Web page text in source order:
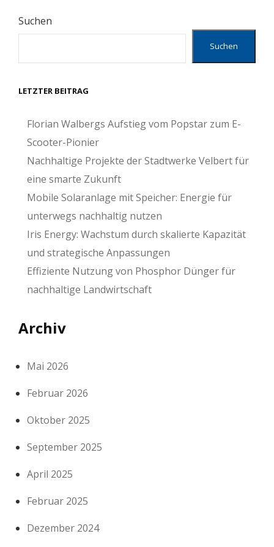
Suchen
Suchen
LETZTER BEITRAG
Florian Walbergs Aufstieg vom Popstar zum E-
Scooter-Pionier
Nachhaltige Projekte der Stadtwerke Velbert für
eine smarte Zukunft
Mobile Solaranlage mit Speicher: Energie für
unterwegs nachhaltig nutzen
Iris Energy: Wachstum durch skalierte Kapazität
und strategische Anpassungen
Effiziente Nutzung von Phosphor Dünger für
nachhaltige Landwirtschaft
Archiv
Mai 2026
Februar 2026
Oktober 2025
September 2025
April 2025
Februar 2025
Dezember 2024